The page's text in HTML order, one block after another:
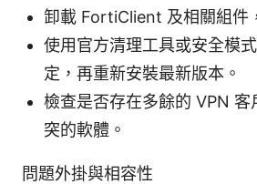
卸載 FortiClient 及相關組件
使用官方清理工具或安全模
定，再重新安裝最新版本。
檢查是否存在多餘的 VPN 客
突的軟體。
問題外掛與相容性